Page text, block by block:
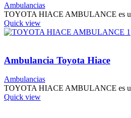
Ambulancias
TOYOTA HIACE AMBULANCE es un
Quick view
Ambulancia Toyota Hiace
Ambulancias
TOYOTA HIACE AMBULANCE es un
Quick view